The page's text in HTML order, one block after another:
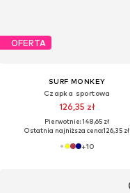
OFERTA
SURF MONKEY
Czapka sportowa
126,35 zł
Pierwotnie: 148,65 zł
Ostatnia najniższa cena:126,35 zł
+10